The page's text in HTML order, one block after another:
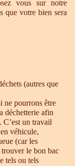
vous sur notre
que votre bien sera
(autres que
ne pourrons être
déchetterie afin
C’est un travail
véhicule,
(car les
le bon bac
tels ou tels